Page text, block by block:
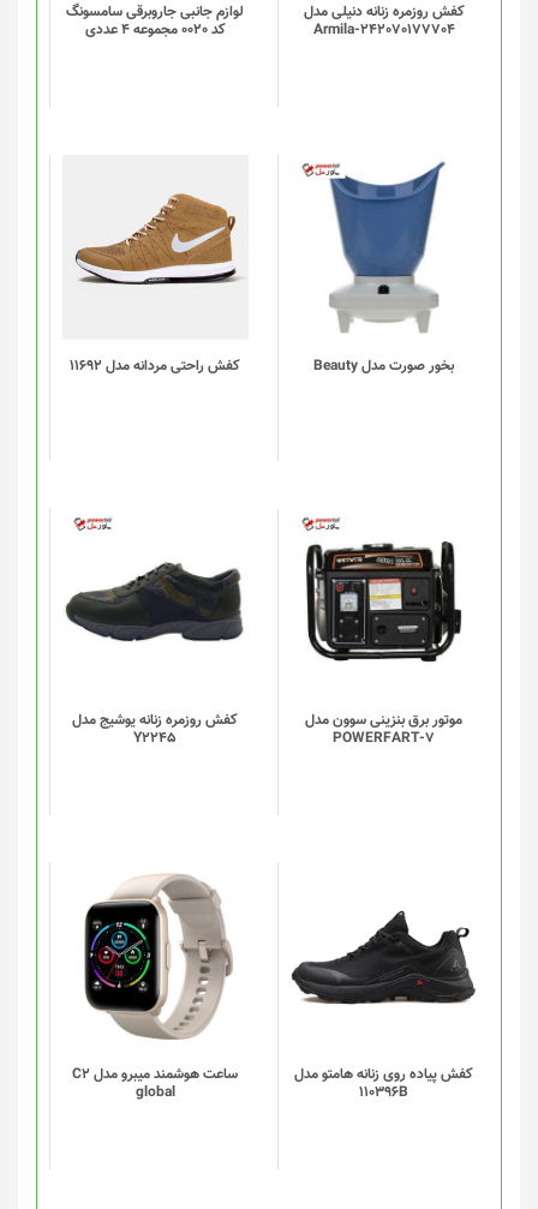
کفش روزمره زنانه دنیلی مدل
Armila-242070177704
لوازم جانبی جاروبرقی سامسونگ
کد 0020 مجموعه 4 عددی
بخور صورت مدل Beauty کفش راحتی مردانه مدل 11692
محصول
دارای
انواع
مختلفی
گزینه
محصول
شوند
موتور برق بنزینی سوون مدل
POWERFART-7
کفش روزمره زنانه یوشیج مدل
Y2245
کفش پیاده روی زنانه هامتو مدل
110396B
محصول
دارای
انواع
مختلفی
گزینه
ها
ساعت هوشمند میبرو مدل C2
global
این
محصول
دارای
انواع
مختلفی
می
گزینه
ها